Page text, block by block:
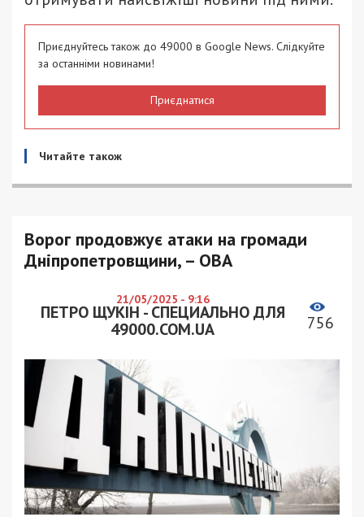
Приєднуйтесь також до 49000 в Google News. Слідкуйте
за останніми новинами!
Приєднатися
Читайте також
Ворог продовжує атаки на громади
Дніпропетровщини, – ОВА
21/05/2025 - 9:16
ПЕТРО ЩУКІН - СПЕЦИАЛЬНО ДЛЯ
49000.COM.UA
756